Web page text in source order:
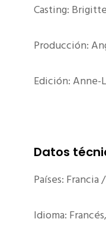
Casting:
Producción:
Edición: Anne-
Datos
Países:
Idioma: